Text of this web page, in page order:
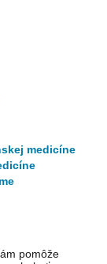
medicíne
pomôže